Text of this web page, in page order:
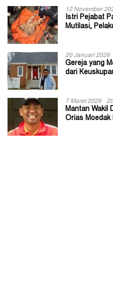
12 November
Istri Pejabat
Mutilasi,
20 Januari 2026
Gereja yang
dari
7 Maret 2026
Mantan Wakil
Orias Moedak